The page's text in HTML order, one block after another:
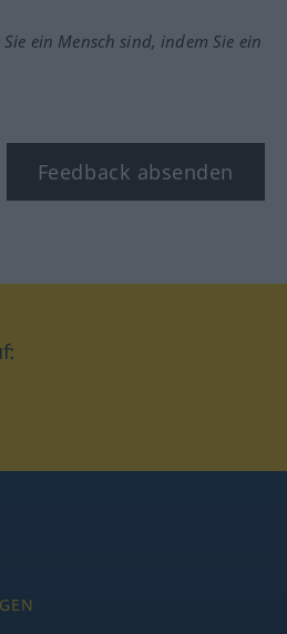
ein Mensch sind, indem Sie ein
Feedback absenden